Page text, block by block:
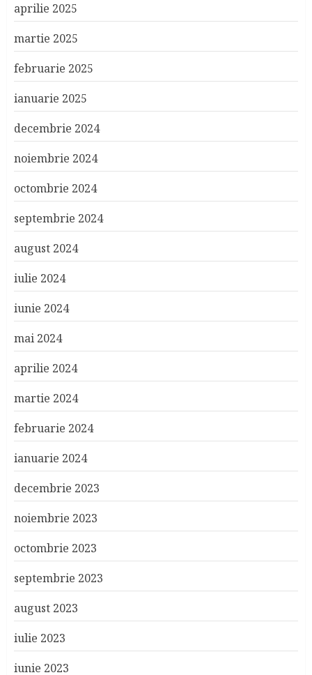
aprilie 2025
martie 2025
februarie 2025
ianuarie 2025
decembrie 2024
noiembrie 2024
octombrie 2024
septembrie 2024
august 2024
iulie 2024
iunie 2024
mai 2024
aprilie 2024
martie 2024
februarie 2024
ianuarie 2024
decembrie 2023
noiembrie 2023
octombrie 2023
septembrie 2023
august 2023
iulie 2023
iunie 2023